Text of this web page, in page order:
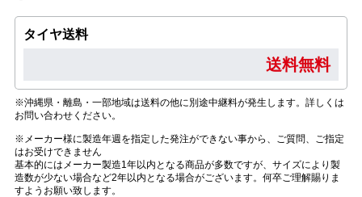
タイヤ送料
送料無料
※沖縄県・離島・一部地域は送料の他に別途中継料が発生します。詳しくは
お問い合わせください。
※メーカー様に製造年週を指定した発注ができない事から、ご質問、ご指定
はお受けできません
基本的にはメーカー製造1年以内となる商品が多数ですが、サイズにより製
造数が少ない場合など2年以内となる場合がございます。何卒ご理解賜りま
すようお願い致します。